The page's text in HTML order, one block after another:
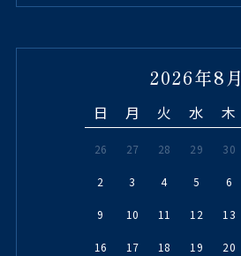
2026年8月
日 月 火 水 木
26 27 28 29 30
2 3 4 5 6
9 10 11 12 13
16 17 18 19 20